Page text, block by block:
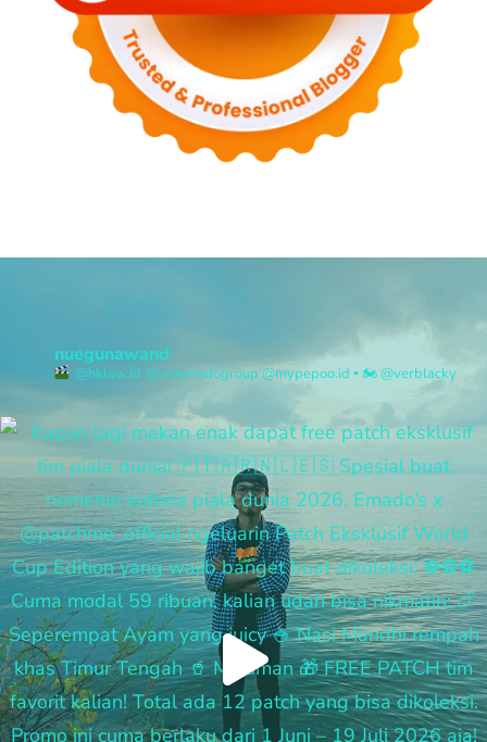
nuegunawand
@hklaw.id @victorindogroup @mypepoo.id ▪︎ 🏍 @verblacky